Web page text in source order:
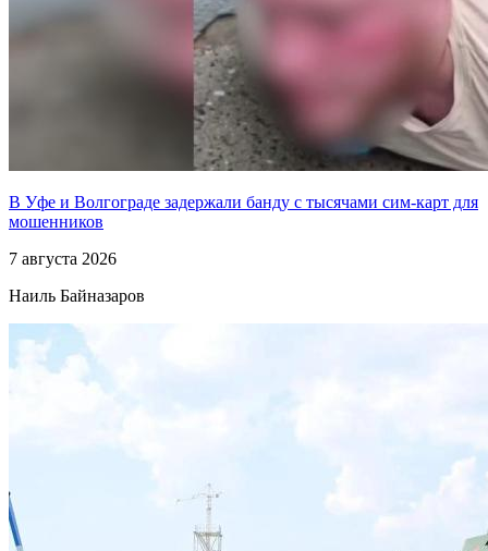
В Уфе и Волгограде задержали банду с тысячами сим-карт для
мошенников
7 августа 2026
Наиль Байназаров